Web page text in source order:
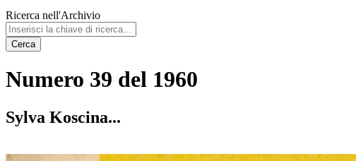
Ricerca nell'Archivio
Cerca
Numero 39 del 1960
Sylva Koscina...